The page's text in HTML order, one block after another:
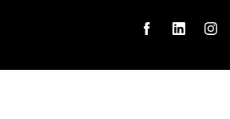
facebooklinkedin